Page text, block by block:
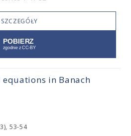
SZCZEGÓŁY
in Banach
53-54